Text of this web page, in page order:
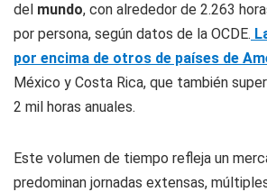
del mundo, con alrededor de 2.263
por persona, según datos de la OCDE.
por encima de otros de países de
México y Costa Rica, que también
2 mil horas anuales.
Este volumen de tiempo refleja un
predominan jornadas extensas,